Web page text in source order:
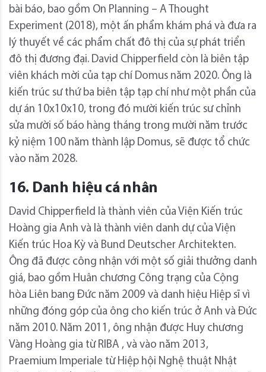
bài báo, bao gồm On Planning – A Thought
Experiment (2018), một ấn phẩm khám phá và đưa ra
lý thuyết về các phẩm chất đô thị của sự phát triển
đô thị đương đại. David Chipperfield còn là biên tập
viên khách mời của tạp chí Domus năm 2020. Ông là
kiến ​​trúc sư thứ ba biên tập tạp chí như một phần của
dự án 10x10x10, trong đó mười kiến ​​trúc sư chỉnh
sửa mười số báo hàng tháng trong mười năm trước
kỷ niệm 100 năm thành lập Domus, sẽ được tổ chức
vào năm 2028.
16. Danh hiệu cá nhân
David Chipperfield là thành viên của Viện Kiến trúc
Hoàng gia Anh và là thành viên danh dự của Viện
Kiến trúc Hoa Kỳ và Bund Deutscher Architekten.
Ông đã được công nhận với một số giải thưởng danh
giá, bao gồm Huân chương Công trạng của Cộng
hòa Liên bang Đức năm 2009 và danh hiệu Hiệp sĩ vì
những đóng góp của ông cho kiến ​​trúc ở Anh và Đức
năm 2010. Năm 2011, ông nhận được Huy chương
Vàng Hoàng gia từ RIBA , và vào năm 2013,
Praemium Imperiale từ Hiệp hội Nghệ thuật Nhật